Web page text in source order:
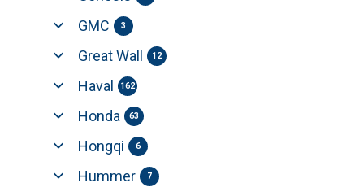
GMC
3
Great Wall 12
Haval 162
Honda 63
Hongqi 6
Hummer 7